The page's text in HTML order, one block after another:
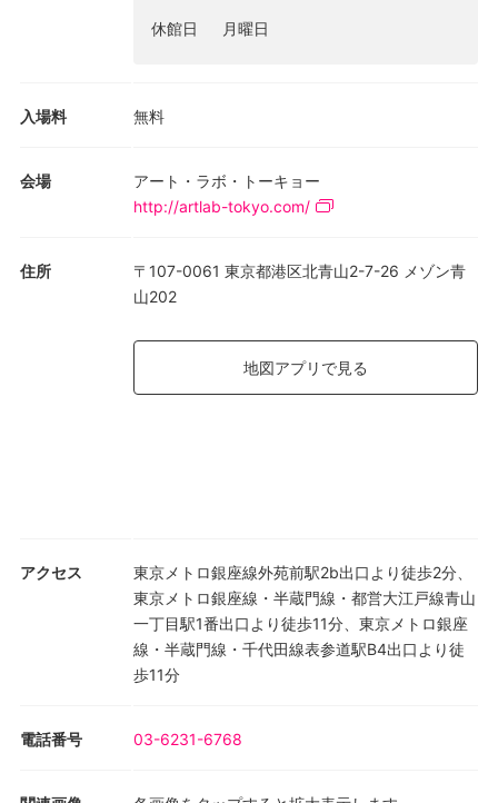
最近の宮島は消費生活における"食"をテーマにしたシリーズや、
や夢をもとにした作品群では、「おかめ」と「ひょっとこ」が日
な情景を描き、"先進国"日本の、さりげない日常の中に噴出する
土着性を静かに映し出してもいる。
レセプション・パーティー 7月5日（土）17:00より
休館日 月曜日
入場料 無料
会場
アート・ラボ・トーキョー
http://artlab-tokyo.com/
住所
〒107-0061 東京都港区北青山2-7-26 メゾン青
山202
地図アプリで見る
アクセス
東京メトロ銀座線外苑前駅2b出口より徒歩2分、
東京メトロ銀座線・半蔵門線・都営大江戸線青山
一丁目駅1番出口より徒歩11分、東京メトロ銀座
線・半蔵門線・千代田線表参道駅B4出口より徒
歩11分
電話番号 03-6231-6768